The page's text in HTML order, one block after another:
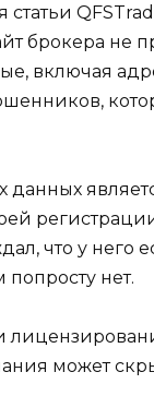
брокера
включая
данных
что у него
нет.
может